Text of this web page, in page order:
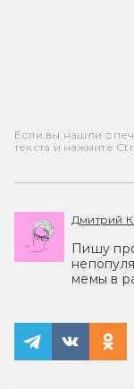
Если вы нашли
текста и нажмите
Дмитрий
Пишу
мемы в